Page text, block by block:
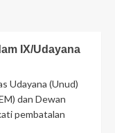
IX/Udayana
Udayana (Unud)
dan Dewan
pembatalan